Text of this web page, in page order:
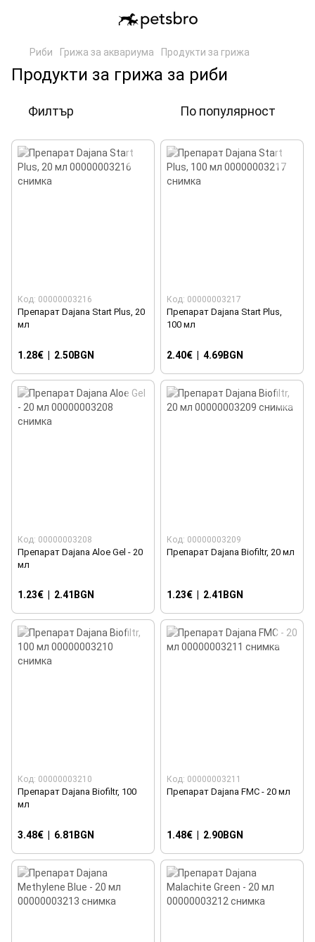
Риби Грижа за аквариума Продукти за грижа
Продукти за грижа за риби
Филтър По популярност
Код: 00000003216
Препарат Dajana Start Plus, 20
мл
1.28€ 2.50BGN
Код: 00000003217
Препарат Dajana Start Plus,
100 мл
2.40€ 4.69BGN
Код: 00000003208
Препарат Dajana Aloe Gel - 20
мл
1.23€ 2.41BGN
Код: 00000003209
Препарат Dajana Biofiltr, 20 мл
1.23€ 2.41BGN
Код: 00000003210
Препарат Dajana Biofiltr, 100
мл
3.48€ 6.81BGN
Код: 00000003211
Препарат Dajana FMC - 20 мл
1.48€ 2.90BGN